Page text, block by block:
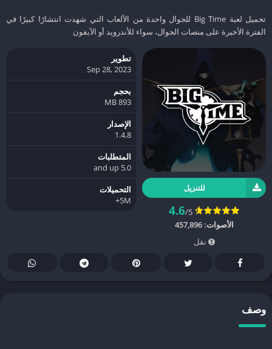
تحميل لعبة Big Time للجوال واحدة من الألعاب التي شهدت انتشارًا كبيرًا في
الفترة الأخيرة على منصات الجوال، سواء للأندرويد أو الآيفون
للتنزيل
4.6/5
الأصوات:457,896
نقل
تطوير
Sep 28, 2023
بحجم
893 MB
الإصدار
1.4.8
المتطلبات
5.0 and up
التحميلات
5M+
وصف